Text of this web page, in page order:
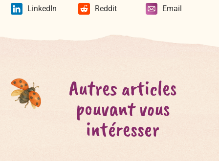
LinkedIn Reddit Email
Autres articles
pouvant vous
intéresser